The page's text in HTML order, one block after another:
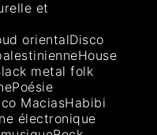
et
orientalDisco
metal folk
MaciasHabibi
électronique